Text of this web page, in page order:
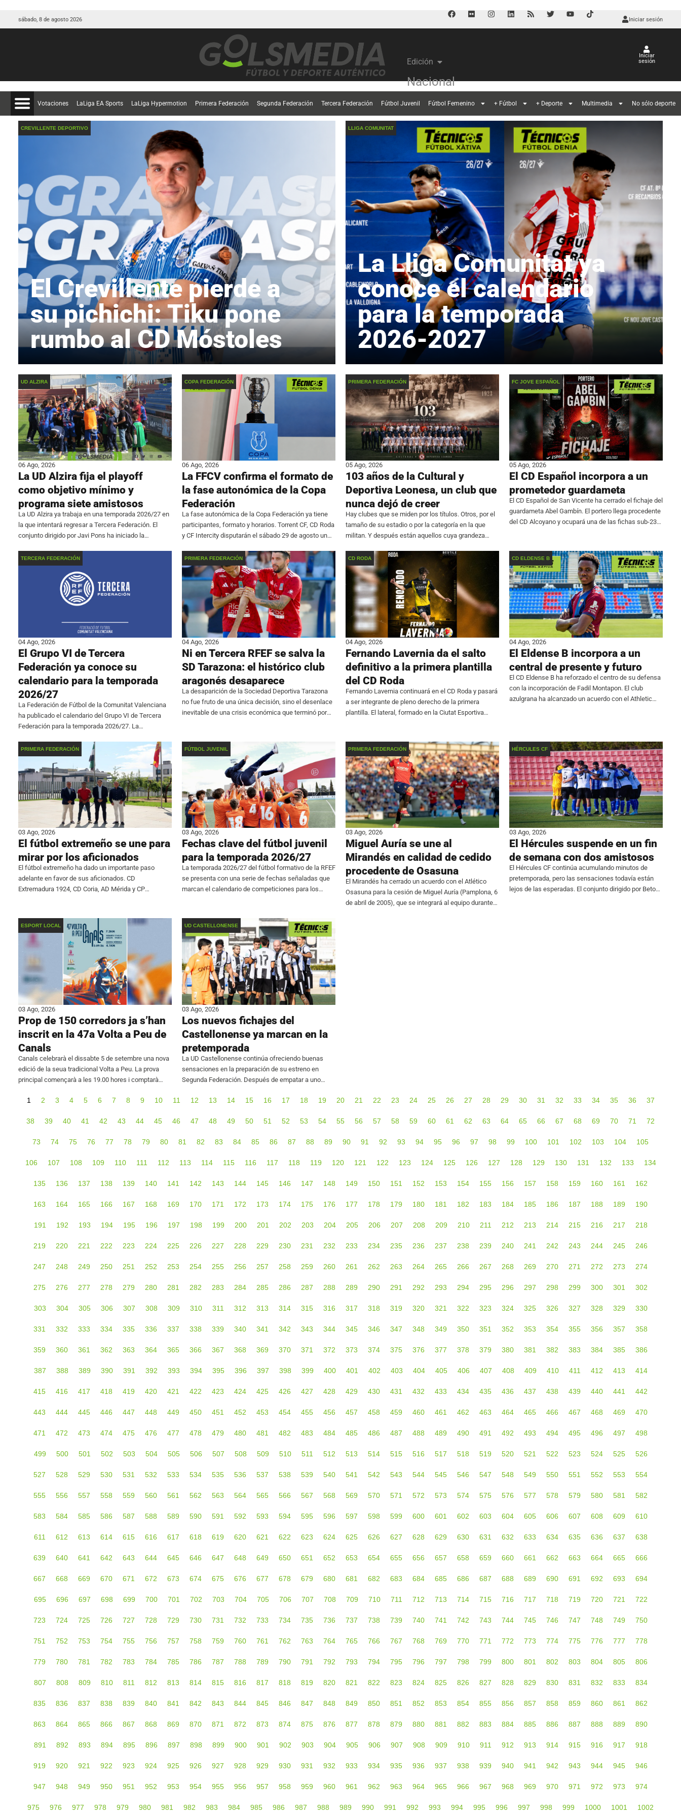
sábado, 8 de agosto 2026 Iniciar sesión
Edición
Nacional
Iniciar
sesión
Votaciones LaLiga EA Sports LaLiga Hypermotion Primera Federación Segunda Federación Tercera Federación Fútbol Juvenil Fútbol Femenino + Fútbol + Deporte Multimedia No sólo deporte
CREVILLENTE DEPORTIVO
El Crevillente pierde a
su pichichi: Tiku pone
rumbo al CD Móstoles
LLIGA COMUNITAT
La Lliga Comunitat ya
conoce el calendario
para la temporada
2026-2027
UD ALZIRA
06 Ago, 2026
La UD Alzira fija el playoff
como objetivo mínimo y
programa siete amistosos
La UD Alzira ya trabaja en una temporada 2026/27 en
la que intentará regresar a Tercera Federación. El
conjunto dirigido por Javi Pons ha iniciado la
equipo y un calendario formado por
COPA FEDERACIÓN
06 Ago, 2026
La FFCV confirma el formato de
la fase autonómica de la Copa
Federación
La fase autonómica de la Copa Federación ya tiene
participantes, formato y horarios. Torrent CF, CD Roda
y CF Intercity disputarán el sábado 29 de agosto un
Picassent. La competición se resolverá
PRIMERA FEDERACIÓN
05 Ago, 2026
103 años de la Cultural y
Deportiva Leonesa, un club que
nunca dejó de creer
Hay clubes que se miden por los títulos. Otros, por el
tamaño de su estadio o por la categoría en la que
militan. Y después están aquellos cuya grandeza
FC JOVE ESPAÑOL
05 Ago, 2026
El CD Español incorpora a un
prometedor guardameta
El CD Español de San Vicente ha cerrado el fichaje del
guardameta Abel Gambín. El portero llega procedente
del CD Alcoyano y ocupará una de las fichas sub-23
TERCERA FEDERACIÓN
04 Ago, 2026
El Grupo VI de Tercera
Federación ya conoce su
calendario para la temporada
2026/27
La Federación de Fútbol de la Comunitat Valenciana
ha publicado el calendario del Grupo VI de Tercera
Federación para la temporada 2026/27. La
septiembre y finalizará el 9 de mayo.
PRIMERA FEDERACIÓN
04 Ago, 2026
Ni en Tercera RFEF se salva la
SD Tarazona: el histórico club
aragonés desaparece
La desaparición de la Sociedad Deportiva Tarazona
no fue fruto de una única decisión, sino el desenlace
inevitable de una crisis económica que terminó por
CD RODA
04 Ago, 2026
Fernando Lavernia da el salto
definitivo a la primera plantilla
del CD Roda
Fernando Lavernia continuará en el CD Roda y pasará
a ser integrante de pleno derecho de la primera
plantilla. El lateral, formado en la Ciutat Esportiva
CD ELDENSE B
04 Ago, 2026
El Eldense B incorpora a un
central de presente y futuro
El CD Eldense B ha reforzado el centro de su defensa
con la incorporación de Fadil Montapon. El club
azulgrana ha alcanzado un acuerdo con el Athletic
PRIMERA FEDERACIÓN
03 Ago, 2026
El fútbol extremeño se une para
mirar por los aficionados
El fútbol extremeño ha dado un importante paso
adelante en favor de sus aficionados. CD
Extremadura 1924, CD Coria, AD Mérida y CP
FÚTBOL JUVENIL
03 Ago, 2026
Fechas clave del fútbol juvenil
para la temporada 2026/27
La temporada 2026/27 del fútbol formativo de la RFEF
se presenta con una serie de fechas señaladas que
marcan el calendario de competiciones para los
PRIMERA FEDERACIÓN
03 Ago, 2026
Miguel Auría se une al
Mirandés en calidad de cedido
procedente de Osasuna
El Mirandés ha cerrado un acuerdo con el Atlético
Osasuna para la cesión de Miguel Auría (Pamplona, 6
de abril de 2005), que se integrará al equipo durante
HÉRCULES CF
03 Ago, 2026
El Hércules suspende en un fin
de semana con dos amistosos
El Hércules CF continúa acumulando minutos de
pretemporada, pero las sensaciones todavía están
lejos de las esperadas. El conjunto dirigido por Beto
ESPORT LOCAL
03 Ago, 2026
Prop de 150 corredors ja s’han
inscrit en la 47a Volta a Peu de
Canals
Canals celebrarà el dissabte 5 de setembre una nova
edició de la seua tradicional Volta a Peu. La prova
principal començarà a les 19.00 hores i comptarà
UD CASTELLONENSE
03 Ago, 2026
Los nuevos fichajes del
Castellonense ya marcan en la
pretemporada
La UD Castellonense continúa ofreciendo buenas
sensaciones en la preparación de su estreno en
Segunda Federación. Después de empatar a uno
Iñaki Rodríguez se impuso por 2-0 al
1 2 3 4 5 6 7 8 9 10 11 12 13 14 15 16 17 18 19 20 21 22 23 24 25 26 27 28 29 30 31 32 33 34 35 36 37
38 39 40 41 42 43 44 45 46 47 48 49 50 51 52 53 54 55 56 57 58 59 60 61 62 63 64 65 66 67 68 69 70 71 72
73 74 75 76 77 78 79 80 81 82 83 84 85 86 87 88 89 90 91 92 93 94 95 96 97 98 99 100 101 102 103 104 105
106 107 108 109 110 111 112 113 114 115 116 117 118 119 120 121 122 123 124 125 126 127 128 129 130 131 132 133 134
135 136 137 138 139 140 141 142 143 144 145 146 147 148 149 150 151 152 153 154 155 156 157 158 159 160 161 162
163 164 165 166 167 168 169 170 171 172 173 174 175 176 177 178 179 180 181 182 183 184 185 186 187 188 189 190
191 192 193 194 195 196 197 198 199 200 201 202 203 204 205 206 207 208 209 210 211 212 213 214 215 216 217 218
219 220 221 222 223 224 225 226 227 228 229 230 231 232 233 234 235 236 237 238 239 240 241 242 243 244 245 246
247 248 249 250 251 252 253 254 255 256 257 258 259 260 261 262 263 264 265 266 267 268 269 270 271 272 273 274
275 276 277 278 279 280 281 282 283 284 285 286 287 288 289 290 291 292 293 294 295 296 297 298 299 300 301 302
303 304 305 306 307 308 309 310 311 312 313 314 315 316 317 318 319 320 321 322 323 324 325 326 327 328 329 330
331 332 333 334 335 336 337 338 339 340 341 342 343 344 345 346 347 348 349 350 351 352 353 354 355 356 357 358
359 360 361 362 363 364 365 366 367 368 369 370 371 372 373 374 375 376 377 378 379 380 381 382 383 384 385 386
387 388 389 390 391 392 393 394 395 396 397 398 399 400 401 402 403 404 405 406 407 408 409 410 411 412 413 414
415 416 417 418 419 420 421 422 423 424 425 426 427 428 429 430 431 432 433 434 435 436 437 438 439 440 441 442
443 444 445 446 447 448 449 450 451 452 453 454 455 456 457 458 459 460 461 462 463 464 465 466 467 468 469 470
471 472 473 474 475 476 477 478 479 480 481 482 483 484 485 486 487 488 489 490 491 492 493 494 495 496 497 498
499 500 501 502 503 504 505 506 507 508 509 510 511 512 513 514 515 516 517 518 519 520 521 522 523 524 525 526
527 528 529 530 531 532 533 534 535 536 537 538 539 540 541 542 543 544 545 546 547 548 549 550 551 552 553 554
555 556 557 558 559 560 561 562 563 564 565 566 567 568 569 570 571 572 573 574 575 576 577 578 579 580 581 582
583 584 585 586 587 588 589 590 591 592 593 594 595 596 597 598 599 600 601 602 603 604 605 606 607 608 609 610
611 612 613 614 615 616 617 618 619 620 621 622 623 624 625 626 627 628 629 630 631 632 633 634 635 636 637 638
639 640 641 642 643 644 645 646 647 648 649 650 651 652 653 654 655 656 657 658 659 660 661 662 663 664 665 666
667 668 669 670 671 672 673 674 675 676 677 678 679 680 681 682 683 684 685 686 687 688 689 690 691 692 693 694
695 696 697 698 699 700 701 702 703 704 705 706 707 708 709 710 711 712 713 714 715 716 717 718 719 720 721 722
723 724 725 726 727 728 729 730 731 732 733 734 735 736 737 738 739 740 741 742 743 744 745 746 747 748 749 750
751 752 753 754 755 756 757 758 759 760 761 762 763 764 765 766 767 768 769 770 771 772 773 774 775 776 777 778
779 780 781 782 783 784 785 786 787 788 789 790 791 792 793 794 795 796 797 798 799 800 801 802 803 804 805 806
807 808 809 810 811 812 813 814 815 816 817 818 819 820 821 822 823 824 825 826 827 828 829 830 831 832 833 834
835 836 837 838 839 840 841 842 843 844 845 846 847 848 849 850 851 852 853 854 855 856 857 858 859 860 861 862
863 864 865 866 867 868 869 870 871 872 873 874 875 876 877 878 879 880 881 882 883 884 885 886 887 888 889 890
891 892 893 894 895 896 897 898 899 900 901 902 903 904 905 906 907 908 909 910 911 912 913 914 915 916 917 918
919 920 921 922 923 924 925 926 927 928 929 930 931 932 933 934 935 936 937 938 939 940 941 942 943 944 945 946
947 948 949 950 951 952 953 954 955 956 957 958 959 960 961 962 963 964 965 966 967 968 969 970 971 972 973 974
975 976 977 978 979 980 981 982 983 984 985 986 987 988 989 990 991 992 993 994 995 996 997 998 999 1000 1001 1002